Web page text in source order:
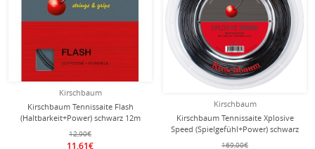
Kirschbaum
Kirschbaum Tennissaite Flash
(Haltbarkeit+Power) schwarz 12m
Set
12,90€
11,61€
Kirschbaum
Kirschbaum Tennissaite Xplosive
Speed (Spielgefühl+Power) schwarz
200m Rolle
169,00€